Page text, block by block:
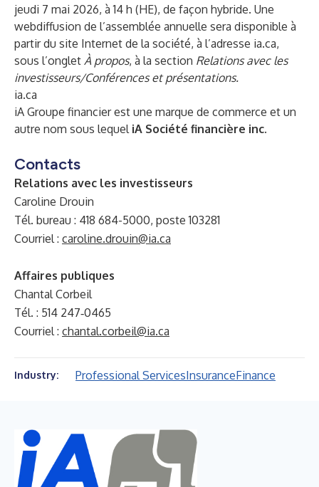
jeudi 7 mai 2026, à 14 h (HE), de façon hybride. Une
webdiffusion de l’assemblée annuelle sera disponible à
partir du site Internet de la société, à l’adresse ia.ca,
sous l’onglet À propos, à la section Relations avec les
investisseurs/Conférences et présentations.
ia.ca
iA Groupe financier est une marque de commerce et un
autre nom sous lequel iA Société financière inc.
Contacts
Relations avec les investisseurs
Caroline Drouin
Tél. bureau : 418 684-5000, poste 103281
Courriel : caroline.drouin@ia.ca
Affaires publiques
Chantal Corbeil
Tél. : 514 247‐0465
Courriel : chantal.corbeil@ia.ca
Industry: Professional ServicesInsuranceFinance